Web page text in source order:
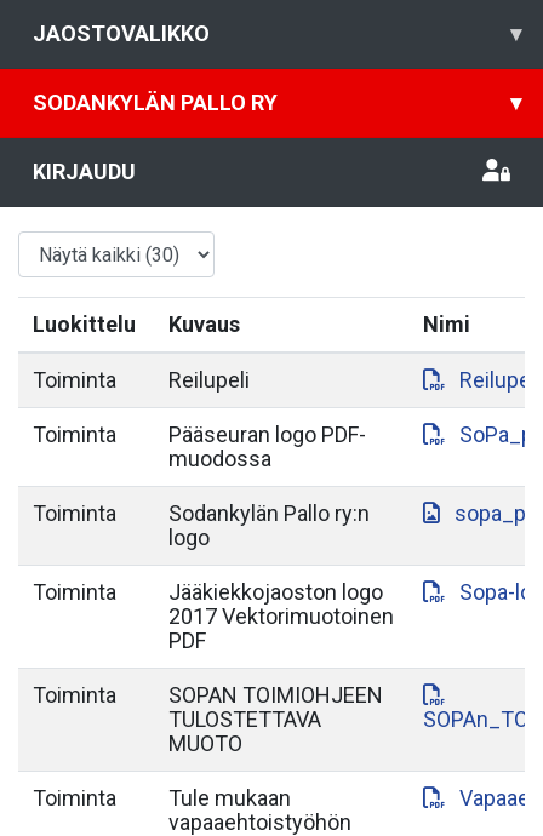
JAOSTOVALIKKO ▾
SODANKYLÄN PALLO RY ▾
KIRJAUDU
Luokittelu Kuvaus Nimi
Toiminta Reilupeli
Toiminta
Pääseuran logo PDF-
muodossa
Toiminta
Sodankylän Pallo ry:n
logo
Toiminta
Jääkiekkojaoston logo
2017 Vektorimuotoinen
PDF
Sopa-
Toiminta
SOPAN TOIMIOHJEEN
TULOSTETTAVA
MUOTO
Toiminta
Tule mukaan
vapaaehtoistyöhön